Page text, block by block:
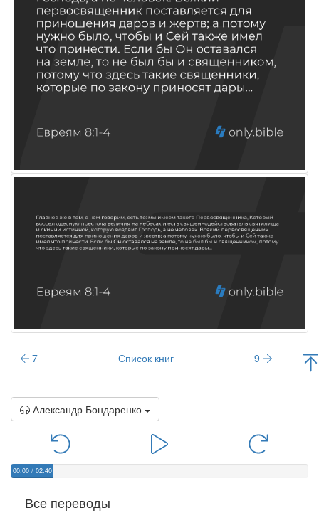
7 Список книг 9
Александр Бондаренко
00:00 / 02:40
Все переводы